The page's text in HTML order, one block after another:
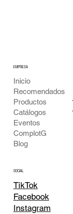
EMPRESA
Inicio
Recomendados
Productos
Catálogos
Eventos
ComplotG
Blog
SOCIAL
TikTok
Facebook
Instagram